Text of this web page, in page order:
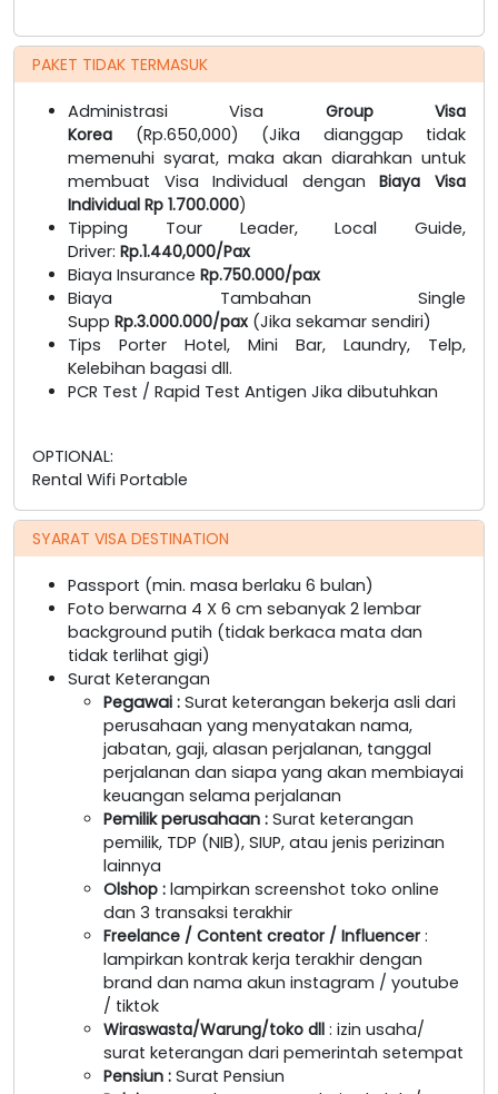
PAKET TIDAK TERMASUK
Administrasi Visa Group Visa
Korea (Rp.650,000) (Jika dianggap tidak
memenuhi syarat, maka akan diarahkan untuk
membuat Visa Individual denganBiaya Visa
Individual Rp 1.700.000)
Tipping Tour Leader, Local Guide,
Driver: Rp.1.440,000/Pax
Biaya Insurance Rp.750.000/pax
Biaya Tambahan Single
Supp Rp.3.000.000/pax (Jika sekamar sendiri)
Tips Porter Hotel, Mini Bar, Laundry, Telp,
Kelebihan bagasi dll.
PCR Test / Rapid Test Antigen Jika dibutuhkan
OPTIONAL:
Rental Wifi Portable
SYARAT VISA DESTINATION
Passport (min. masa berlaku 6 bulan)
Foto berwarna 4 X 6 cm sebanyak 2 lembar
background putih (tidak berkaca mata dan
tidak terlihat gigi)
Surat Keterangan
Pegawai : Surat keterangan bekerja asli dari
perusahaan yang menyatakan nama,
jabatan, gaji, alasan perjalanan, tanggal
perjalanan dan siapa yang akan membiayai
keuangan selama perjalanan
Pemilik perusahaan : Surat keterangan
pemilik, TDP (NIB), SIUP, atau jenis perizinan
lainnya
Olshop : lampirkan screenshot toko online
dan 3 transaksi terakhir
Freelance / Content creator / Influencer :
lampirkan kontrak kerja terakhir dengan
brand dan nama akun instagram / youtube
/ tiktok
Wiraswasta/Warung/toko dll : izin usaha/
surat keterangan dari pemerintah setempat
Pensiun : Surat Pensiun